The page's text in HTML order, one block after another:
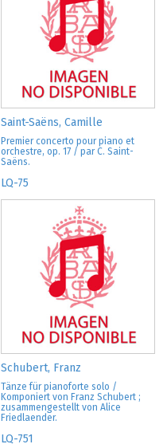
Saint-Saëns, Camille
Premier concerto pour piano et
orchestre, op. 17 / par C. Saint-
Saëns.
LQ-75
Schubert, Franz
Tänze für pianoforte solo /
Komponiert von Franz Schubert ;
zusammengestellt von Alice
Friedlaender.
LQ-751